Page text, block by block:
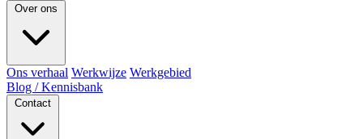
Ons verhaal Werkwijze Werkgebied
Blog / Kennisbank